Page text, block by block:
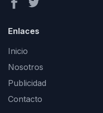
Enlaces
Inicio
Nosotros
Publicidad
Contacto